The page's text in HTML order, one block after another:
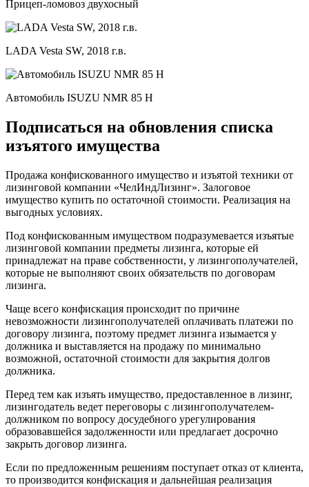
Прицеп-ломовоз двухосный
LADA Vesta SW, 2018 г.в.
Автомобиль ISUZU NMR 85 H
Подписаться на обновления списка
изъятого имущества
Продажа конфискованного имущество и изъятой техники от
лизинговой компании «ЧелИндЛизинг». Залоговое
имущество купить по остаточной стоимости. Реализация на
выгодных условиях.
Под конфискованным имуществом подразумевается изъятые
лизинговой компании предметы лизинга, которые ей
принадлежат на праве собственности, у лизингополучателей,
которые не выполняют своих обязательств по договорам
лизинга.
Чаще всего конфискация происходит по причине
невозможности лизингополучателей оплачивать платежи по
договору лизинга, поэтому предмет лизинга изымается у
должника и выставляется на продажу по минимально
возможной, остаточной стоимости для закрытия долгов
должника.
Перед тем как изъять имущество, предоставленное в лизинг,
лизингодатель ведет переговоры с лизингополучателем-
должником по вопросу досудебного урегулирования
образовавшейся задолженности или предлагает досрочно
закрыть договор лизинга.
Если по предложенным решениям поступает отказ от клиента,
то производится конфискация и дальнейшая реализация